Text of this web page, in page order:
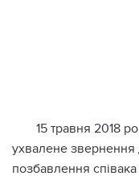
15 травня 2018
ухвалене звернення
позбавлення